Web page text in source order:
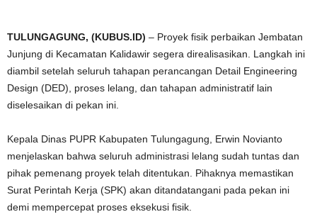
TULUNGAGUNG, (KUBUS.ID) – Proyek fisik perbaikan Jembatan
Junjung di Kecamatan Kalidawir segera direalisasikan. Langkah ini
diambil setelah seluruh tahapan perancangan Detail Engineering
Design (DED), proses lelang, dan tahapan administratif lain
diselesaikan di pekan ini.
Kepala Dinas PUPR Kabupaten Tulungagung, Erwin Novianto
menjelaskan bahwa seluruh administrasi lelang sudah tuntas dan
pihak pemenang proyek telah ditentukan. Pihaknya memastikan
Surat Perintah Kerja (SPK) akan ditandatangani pada pekan ini
demi mempercepat proses eksekusi fisik.